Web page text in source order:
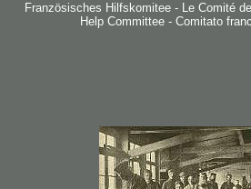
Französisches Hilfskomitee - Le Comité
Help Committee - Comitato